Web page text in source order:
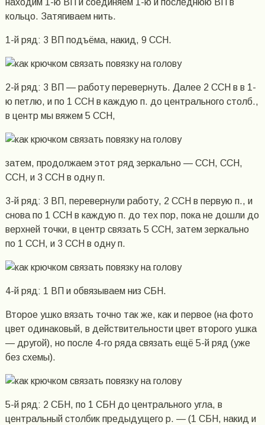
находим 1-ю ВП и соединяем 1-ю и последнюю ВП в
кольцо. Затягиваем нить.
1-й ряд: 3 ВП подъёма, накид, 9 ССН.
2-й ряд: 3 ВП — работу перевернуть. Далее 2 ССН в в 1-
ю петлю, и по 1 ССН в каждую п. до центрального столб.,
в центр мы вяжем 5 ССН,
затем, продолжаем этот ряд зеркально — ССН, ССН,
ССН, и 3 ССН в одну п.
3-й ряд: 3 ВП, перевернули работу, 2 ССН в первую п., и
снова по 1 ССН в каждую п. до тех пор, пока не дошли до
верхней точки, в центр связать 5 ССН, затем зеркально
по 1 ССН, и 3 ССН в одну п.
4-й ряд: 1 ВП и обвязываем низ СБН.
Второе ушко вязать точно так же, как и первое (на фото
цвет одинаковый, в действительности цвет второго ушка
— другой), но после 4-го ряда связать ещё 5-й ряд (уже
без схемы).
5-й ряд: 2 СБН, по 1 СБН до центрального угла, в
центральный столбик предыдущего р. — (1 СБН, накид и